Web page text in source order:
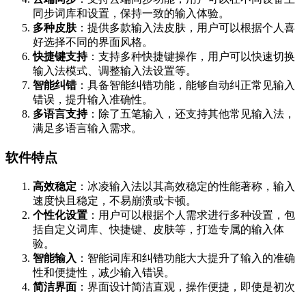
同步词库和设置，保持一致的输入体验。
多种皮肤：提供多款输入法皮肤，用户可以根据个人喜
好选择不同的界面风格。
快捷键支持：支持多种快捷键操作，用户可以快速切换
输入法模式、调整输入法设置等。
智能纠错：具备智能纠错功能，能够自动纠正常见输入
错误，提升输入准确性。
多语言支持：除了五笔输入，还支持其他常见输入法，
满足多语言输入需求。
软件特点
高效稳定 ：冰凌输入法以其高效稳定的性能著称，输入
速度快且稳定，不易崩溃或卡顿。
个性化设置 ：用户可以根据个人需求进行多种设置，包
括自定义词库、快捷键、皮肤等，打造专属的输入体
验。
智能输入 ：智能词库和纠错功能大大提升了输入的准确
性和便捷性，减少输入错误。
简洁界面 ：界面设计简洁直观，操作便捷，即使是初次